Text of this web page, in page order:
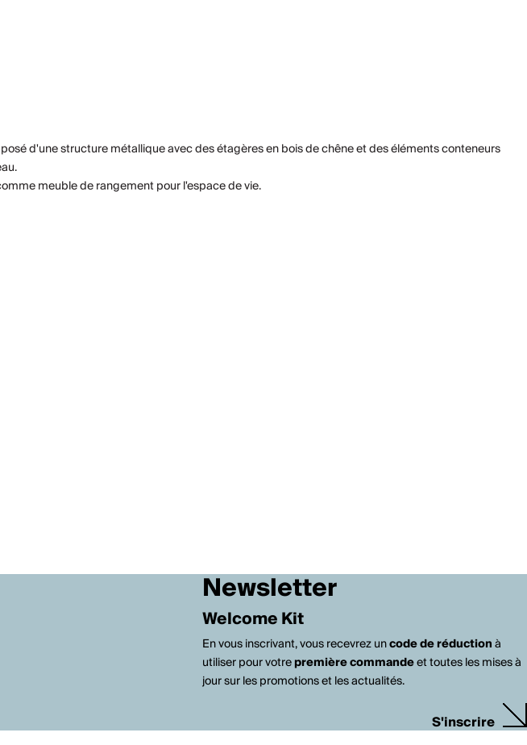
d'une structure métallique avec des étagères en bois de chêne et des éléments conteneurs
meuble de rangement pour l'espace de vie.
Newsletter
Welcome Kit
En vous inscrivant, vous recevrez uncode de réductionà
utiliser pour votrepremière commandeet toutes les mises à
jour sur les promotions et les actualités.
S'inscrire